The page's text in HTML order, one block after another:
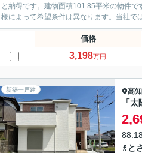
と納得です。建物面積101.85平米の物件
様によって希望条件は異なります。当社で
価格
3,198万円
新築一戸建 高
「
と